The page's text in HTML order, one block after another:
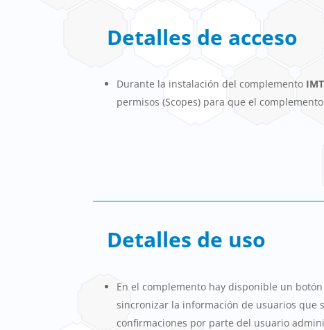
Detalles de acceso
Durante la instalación del complemento
permisos (Scopes) para que el
Detalles de uso
En el complemento hay disponible un
sincronizar la información de usuarios que
confirmaciones por parte del usuario